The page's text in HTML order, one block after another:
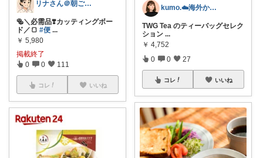
リナさん＠朝ごはん充実life🌿🕊️
🥯＼必需品❣️カッティングボー
ド／🍞 #便 ...
￥ 5,980
掲載終了
0 0 111
コレ いいね
kumo.☁️海外かぶれ/経由感謝です♡
TWG Tea のティーバッグセレク
ション ...
￥ 4,752
0 0 27
コレ いいね